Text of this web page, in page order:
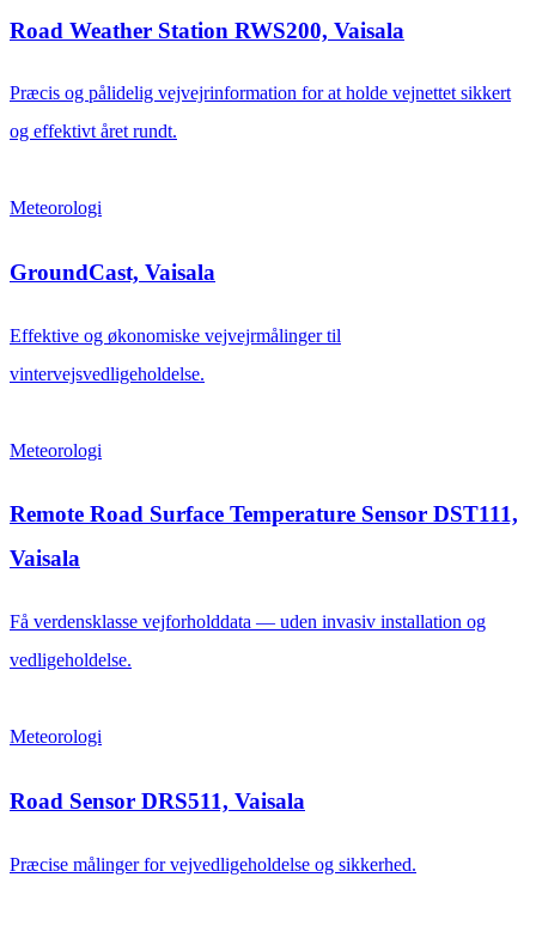
Road Weather Station RWS200, Vaisala
Præcis og pålidelig vejvejrinformation for at holde vejnettet sikkert
og effektivt året rundt.
Meteorologi
GroundCast, Vaisala
Effektive og økonomiske vejvejrmålinger til
vintervejsvedligeholdelse.
Meteorologi
Remote Road Surface Temperature Sensor DST111,
Vaisala
Få verdensklasse vejforholddata — uden invasiv installation og
vedligeholdelse.
Meteorologi
Road Sensor DRS511, Vaisala
Præcise målinger for vejvedligeholdelse og sikkerhed.